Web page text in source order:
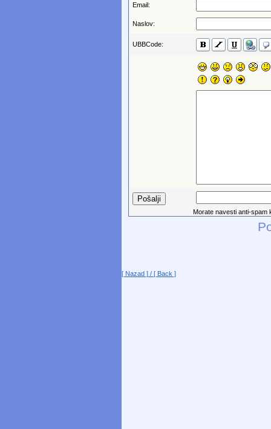
Email:
Naslov:
UBBCode:
Morate navesti anti-spam
[ Nazad ] / [ Back ]